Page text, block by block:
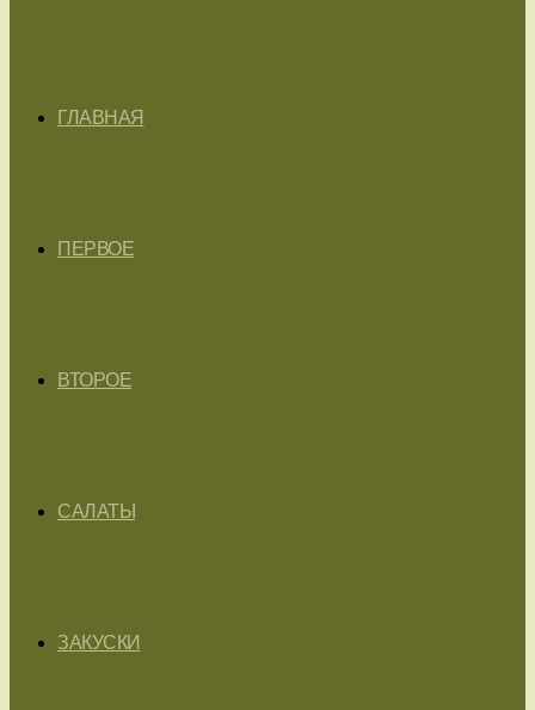
ГЛАВНАЯ
ПЕРВОЕ
ВТОРОЕ
САЛАТЫ
ЗАКУСКИ